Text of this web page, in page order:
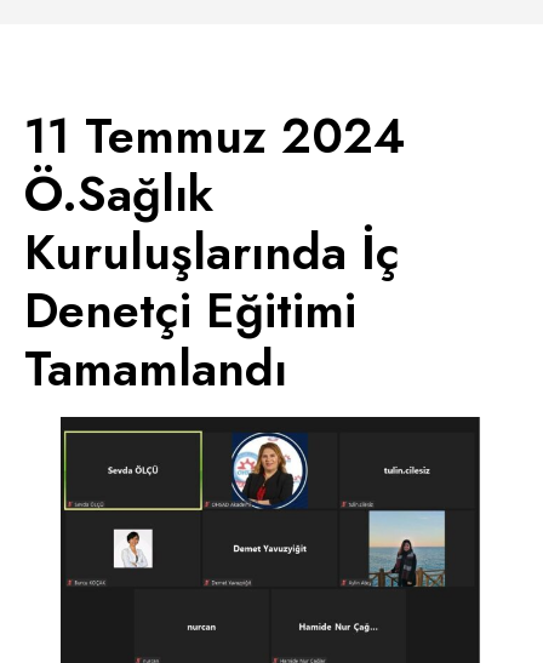
11 Temmuz 2024
Ö.Sağlık
Kuruluşlarında İç
Denetçi Eğitimi
Tamamlandı